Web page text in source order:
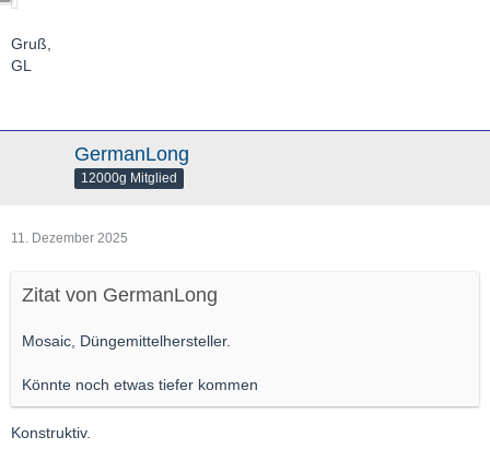
Gruß,
GL
GermanLong
12000g Mitglied
11. Dezember 2025
Zitat von GermanLong
Mosaic, Düngemittelhersteller.
Könnte noch etwas tiefer kommen
Konstruktiv.